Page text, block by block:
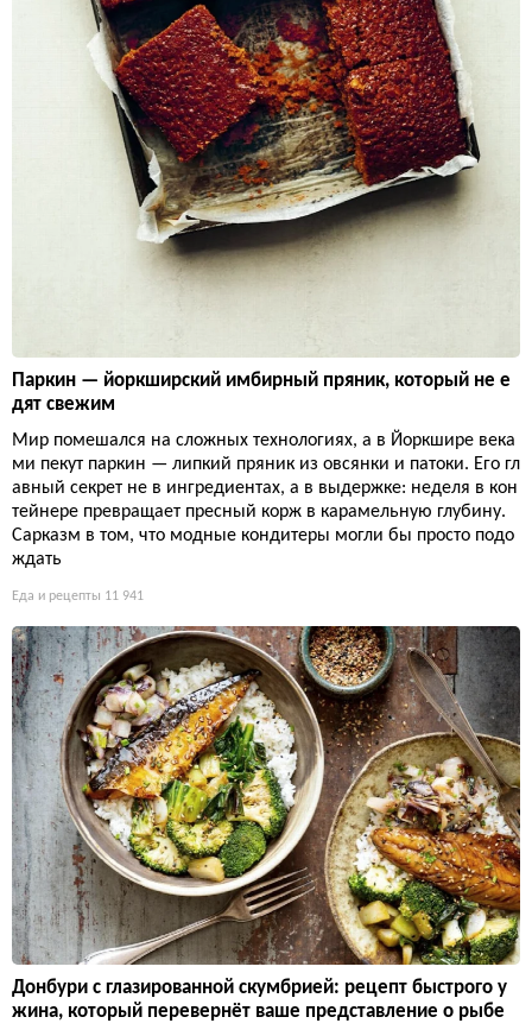
Паркин — йоркширский имбирный пряник, который не е
дят свежим
Мир помешался на сложных технологиях, а в Йоркшире века
ми пекут паркин — липкий пряник из овсянки и патоки. Его гл
авный секрет не в ингредиентах, а в выдержке: неделя в кон
тейнере превращает пресный корж в карамельную глубину.
Сарказм в том, что модные кондитеры могли бы просто подо
ждать
Еда и рецепты 11 941
Донбури с глазированной скумбрией: рецепт быстрого у
жина, который перевернёт ваше представление о рыбе